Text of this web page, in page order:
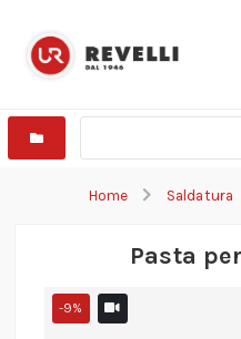
Home Saldatura
Pasta
-9%